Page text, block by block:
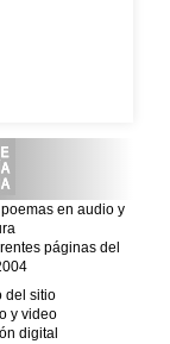
en audio y
páginas del
del sitio
y video
digital